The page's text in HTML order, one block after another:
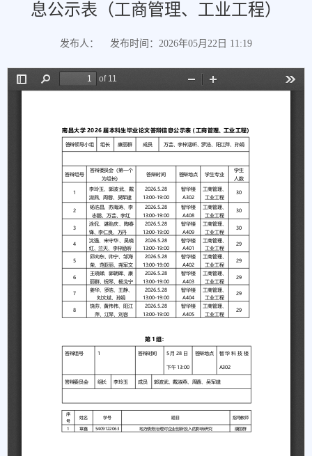
息公示表（工商管理、工业工程）
发布人： 发布时间：2026年05月22日 11:19